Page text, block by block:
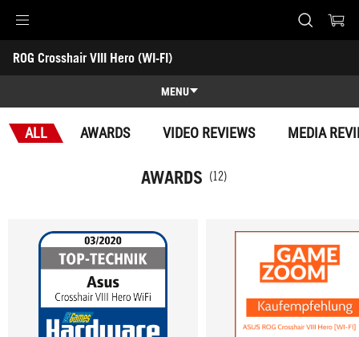
Accessibility links
Skip to content
Accessibility Help
Skip to Menu
ASUS Footer
ROG Crosshair VIII Hero (WI-FI)
-
MENU
Features
Support
ALL AWARDS VIDEO REVIEWS MEDIA
AWARDS (12)